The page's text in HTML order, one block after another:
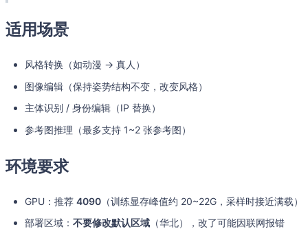
适用场景
风格转换（如动漫 → 真人）
图像编辑（保持姿势结构不变，改变风格）
主体识别 / 身份编辑（IP 替换）
参考图推理（最多支持 1~2 张参考图）
环境要求
GPU：推荐 4090 （训练显存峰值约 20~22G，采样时接近满载）
部署区域： 不要修改默认区域 （华北），改了可能因联网报错